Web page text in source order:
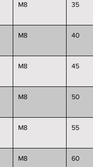
M8 35
M8 40
M8 45
M8 50
M8 55
M8 60